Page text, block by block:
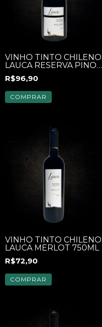
VINHO TINTO CHILENO
LAUCA RESERVA PINOT
NOIR 750ML
R$96,90
COMPRAR
VINHO TINTO CHILENO
LAUCA MERLOT 750ML
R$72,90
COMPRAR